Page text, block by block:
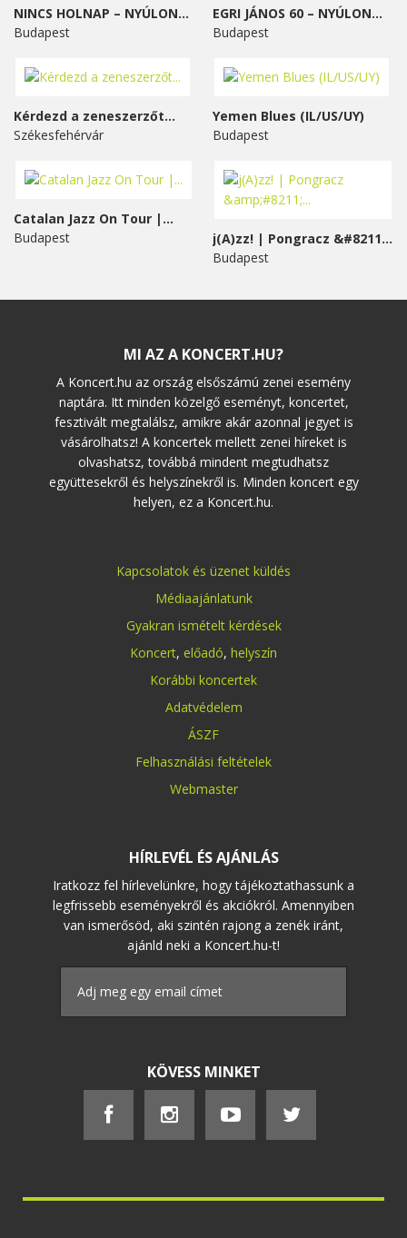
NINCS HOLNAP – NYÚLON...
Budapest
EGRI JÁNOS 60 – NYÚLON...
Budapest
Kérdezd a zeneszerzőt...
Székesfehérvár
Yemen Blues (IL/US/UY)
Budapest
Catalan Jazz On Tour |...
Budapest
j(A)zz! | Pongracz &#8211;...
Budapest
MI AZ A KONCERT.HU?
A Koncert.hu az ország elsőszámú zenei esemény
naptára. Itt minden közelgő eseményt, koncertet,
fesztivált megtalálsz, amikre akár azonnal jegyet is
vásárolhatsz! A koncertek mellett zenei híreket is
olvashatsz, továbbá mindent megtudhatsz
együttesekről és helyszínekről is. Minden koncert egy
helyen, ez a Koncert.hu.
Kapcsolatok és üzenet küldés
Médiaajánlatunk
Gyakran ismételt kérdések
Koncert, előadó, helyszín
Korábbi koncertek
Adatvédelem
ÁSZF
Felhasználási feltételek
Webmaster
HÍRLEVÉL ÉS AJÁNLÁS
Iratkozz fel hírlevelünkre, hogy tájékoztathassunk a
legfrissebb eseményekről és akciókról. Amennyiben
van ismerősöd, aki szintén rajong a zenék iránt,
ajánld neki a Koncert.hu-t!
KÖVESS MINKET